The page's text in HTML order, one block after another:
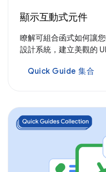
顯示互動式元件
瞭解可組合函式如何讓
設計系統，建立美觀的 UI
Quick Guide 集合